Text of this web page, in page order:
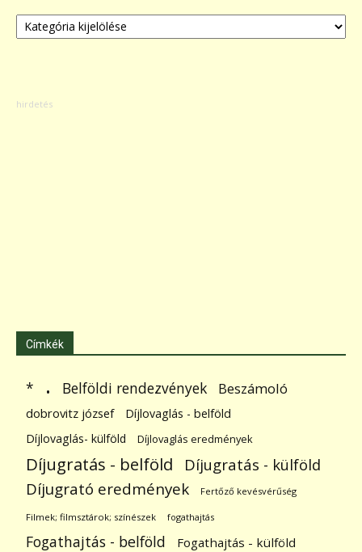
Kategóriák
Címkék
* . Belföldi rendezvények Beszámoló
dobrovitz józsef
Díjlovaglás - belföld
Díjlovaglás- külföld
Díjlovaglás eredmények
Díjugratás - belföld Díjugratás - külföld
Díjugrató eredmények Fertőző kevésvérűség
Filmek; filmsztárok; színészek fogathajtás
Fogathajtás - belföld Fogathajtás - külföld